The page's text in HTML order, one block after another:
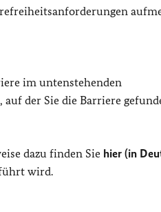
im untenstehenden
der Sie die Barriere
dazu finden Sie hier (in
wird.